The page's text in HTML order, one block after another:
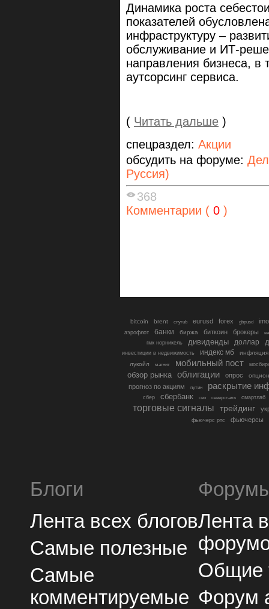
Динамика роста
показателей
инфраструктуру –
обслуживание и ИТ-
направления бизнеса,
аутсорсинг сервиса.
( Читать дальше )
спецраздел: Акции
обсудить на форуме:
Руссия)
368
Комментарии ( 0 )
bitcoin brent cnyrub eurusd forex gbpusd
аэрофлот банки биржа биткоин брокеры
гмк норникель
дивиденды доллар
инвестиции в недвижимость индекс мб
инфляция
лукойл
магнит мобильный пост
обзор рынка облигации опрос
прогноз по акциям путин раскрытие
сбер сбербанк сво северсталь смартлаб
торговые сигналы трейдинг
фьючерс ртс фьючерсы
Блоги
Лента всех блогов
Самые полезные
Самые
комментируемые
Лента
Общие
Форум